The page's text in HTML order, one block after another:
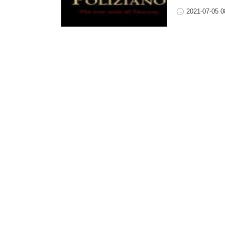
2021-07-05